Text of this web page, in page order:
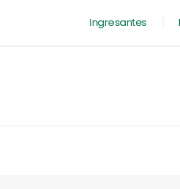
Ingresantes